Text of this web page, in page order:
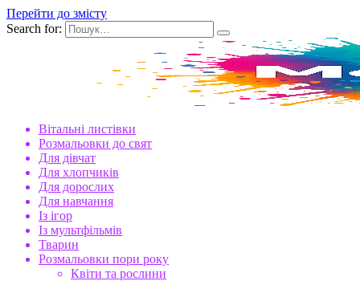
Перейти до змісту
Search for:
Вітальні листівки
Розмальовки до свят
Для дівчат
Для хлопчиків
Для дорослих
Для навчання
Із ігор
Із мультфільмів
Тварин
Розмальовки пори року
Квіти та рослини